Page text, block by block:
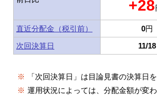
+28
直近分配金（税引前） 0円
次回決算日
11/18
※
「次回決算日」は目論見書の決算日
※ 運用状況によっては、分配金額が変